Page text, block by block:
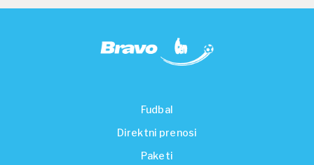
Fudbal
Direktni prenosi
Paketi